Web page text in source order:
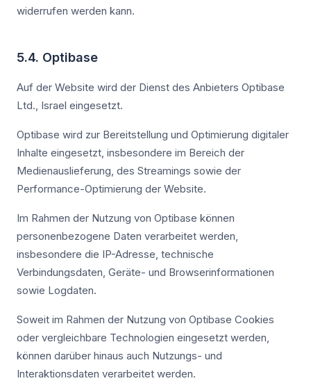
widerrufen werden kann.
5.4. Optibase
Auf der Website wird der Dienst des Anbieters Optibase
Ltd., Israel eingesetzt.
Optibase wird zur Bereitstellung und Optimierung digitaler
Inhalte eingesetzt, insbesondere im Bereich der
Medienauslieferung, des Streamings sowie der
Performance-Optimierung der Website.
Im Rahmen der Nutzung von Optibase können
personenbezogene Daten verarbeitet werden,
insbesondere die IP-Adresse, technische
Verbindungsdaten, Geräte- und Browserinformationen
sowie Logdaten.
Soweit im Rahmen der Nutzung von Optibase Cookies
oder vergleichbare Technologien eingesetzt werden,
können darüber hinaus auch Nutzungs- und
Interaktionsdaten verarbeitet werden.